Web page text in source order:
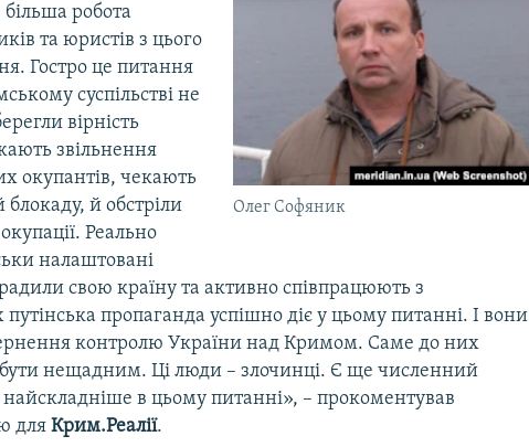
Олег Софяник
робота
та юристів з цього
Гостро це питання
суспільстві не
вірність
звільнення
окупантів, чекають
блокаду, й обстріли
Реально
налаштовані
свою країну та активно співпрацюють з
пропаганда успішно діє у цьому питанні. І вони
контролю України над Кримом. Саме до них
нещадним. Ці люди – злочинці. Є ще численний
в цьому питанні», – прокоментував
для Крим.Реалії.